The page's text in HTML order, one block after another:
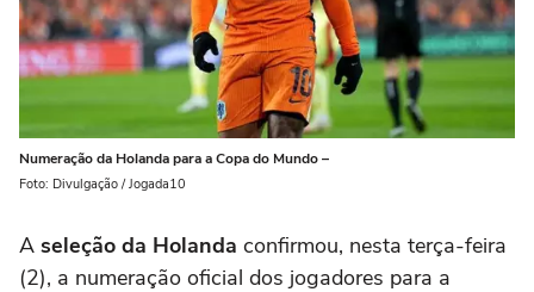
Numeração da Holanda para a Copa do Mundo –
Foto: Divulgação / Jogada10
A seleção da Holanda confirmou, nesta terça-feira
(2), a numeração oficial dos jogadores para a